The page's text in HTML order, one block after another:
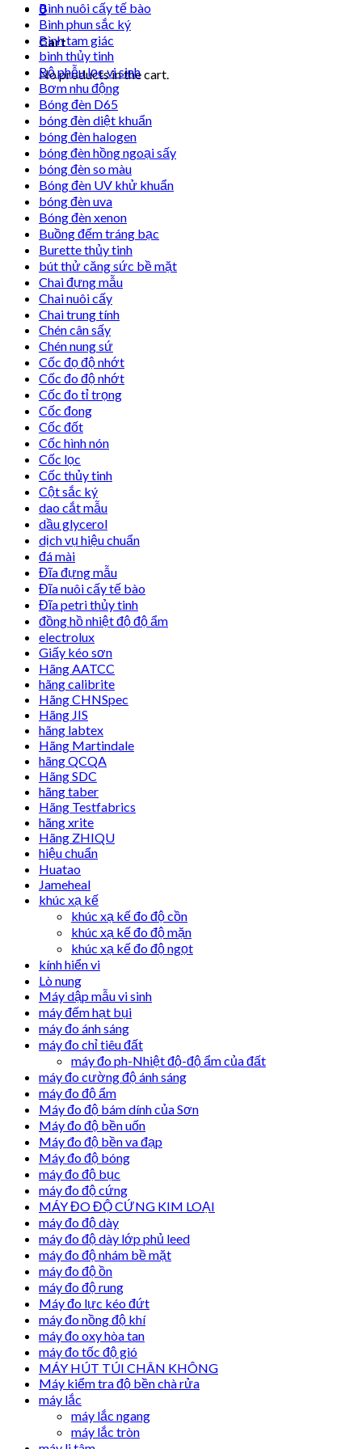
0
Cart
No products in the cart.
Bình nuôi cấy tế bào
Bình phun sắc ký
Bình tam giác
bình thủy tinh
Bộ phễu lọc vi sinh
Bơm nhu động
Bóng đèn D65
bóng đèn diệt khuẩn
bóng đèn halogen
bóng đèn hồng ngoại sấy
bóng đèn so màu
Bóng đèn UV khử khuẩn
bóng đèn uva
Bóng đèn xenon
Buồng đếm tráng bạc
Burette thủy tinh
bút thử căng sức bề mặt
Chai đựng mẫu
Chai nuôi cấy
Chai trung tính
Chén cân sấy
Chén nung sứ
Cốc đọ độ nhớt
Cốc đo độ nhớt
Cốc đo tỉ trọng
Cốc đong
Cốc đốt
Cốc hình nón
Cốc lọc
Cốc thủy tinh
Cột sắc ký
dao cắt mẫu
dầu glycerol
dịch vụ hiệu chuẩn
đá mài
Đĩa đựng mẫu
Đĩa nuôi cấy tế bào
Đĩa petri thủy tinh
đồng hồ nhiệt độ độ ẩm
electrolux
Giấy kéo sơn
Hãng AATCC
hãng calibrite
Hãng CHNSpec
Hãng JIS
hãng labtex
Hãng Martindale
hãng QCQA
Hãng SDC
hãng taber
Hãng Testfabrics
hãng xrite
Hãng ZHIQU
hiệu chuẩn
Huatao
Jameheal
khúc xạ kế
khúc xạ kế đo độ cồn
khúc xạ kế đo độ mặn
khúc xạ kế đo độ ngọt
kính hiển vi
Lò nung
Máy dập mẫu vi sinh
máy đếm hạt bụi
máy đo ánh sáng
máy đo chỉ tiêu đất
máy đo ph-Nhiệt độ-độ ẩm của đất
máy đo cường độ ánh sáng
máy đo độ ẩm
Máy đo độ bám dính của Sơn
Máy đo độ bền uốn
Máy đo độ bền va đạp
Máy đo độ bóng
máy đo độ bục
máy đo độ cứng
MÁY ĐO ĐỘ CỨNG KIM LOẠI
máy đo độ dày
máy đo độ dày lớp phủ leed
máy đo độ nhám bề mặt
máy đo độ ồn
máy đo độ rung
Máy đo lực kéo đứt
máy đo nồng độ khí
máy đo oxy hòa tan
máy đo tốc độ gió
MÁY HÚT TÚI CHÂN KHÔNG
Máy kiểm tra độ bền chà rửa
máy lắc
máy lắc ngang
máy lắc tròn